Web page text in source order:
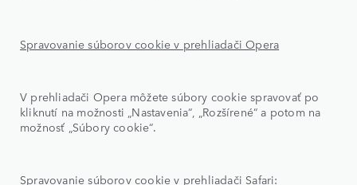
Spravovanie súborov cookie v prehliadači Opera
V prehliadači Opera môžete súbory cookie spravovať po
kliknutí na možnosti „Nastavenia“, „Rozšírené“ a potom na
možnosť „Súbory cookie“.
Spravovanie súborov cookie v prehliadači Safari: